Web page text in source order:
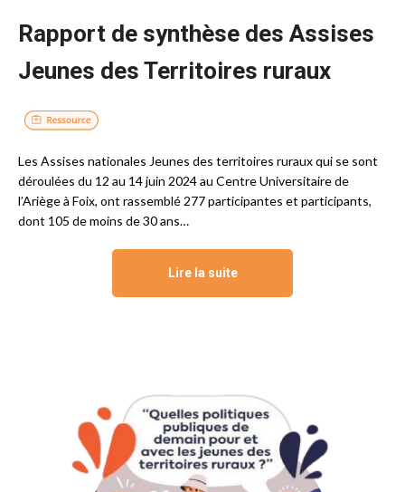
Rapport de synthèse des Assises
Jeunes des Territoires ruraux
Les Assises nationales Jeunes des territoires ruraux qui se sont
déroulées du 12 au 14 juin 2024 au Centre Universitaire de
l’Ariège à Foix, ont rassemblé 277 participantes et participants,
dont 105 de moins de 30 ans…
Lire la suite